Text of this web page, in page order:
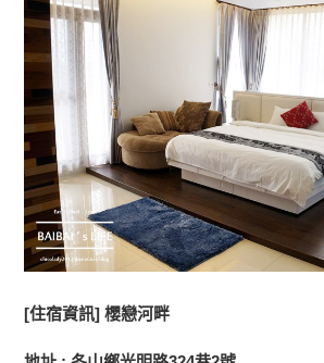
[住宿資訊]櫻戀河畔